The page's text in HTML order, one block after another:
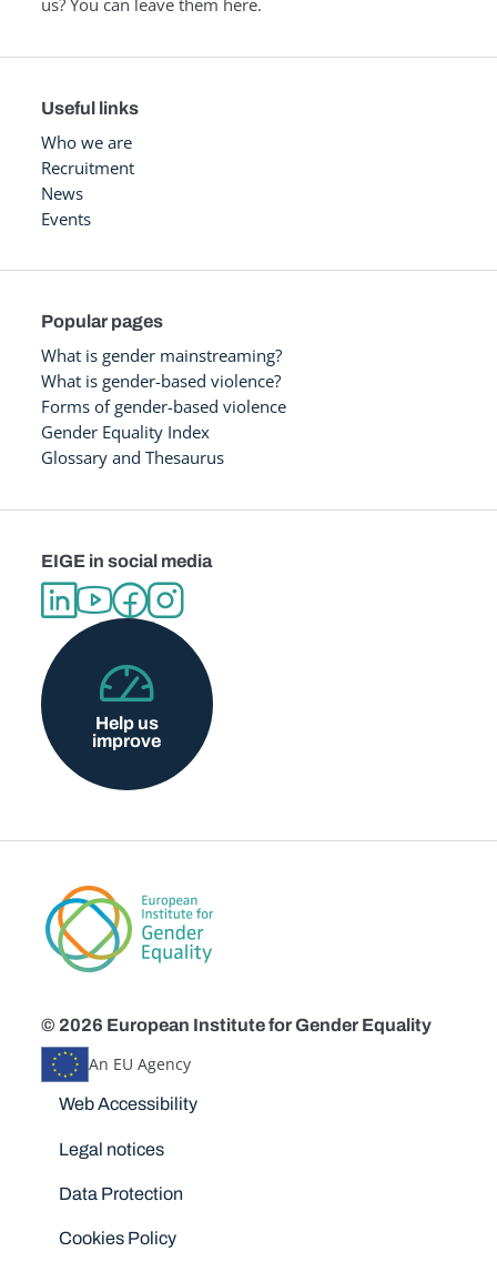
us? You can leave them here.
Useful links
Who we are
Recruitment
News
Events
Popular pages
What is gender mainstreaming?
What is gender-based violence?
Forms of gender-based violence
Gender Equality Index
Glossary and Thesaurus
EIGE in social media
Help us
improve
© 2026 European Institute for Gender Equality
An EU Agency
Disclaimers
Web Accessibility
Legal notices
Data Protection
Cookies Policy